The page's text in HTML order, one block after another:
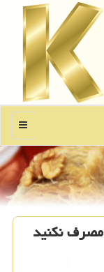
منو
نکنید